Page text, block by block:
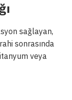
sağlayan,
sonrasında
veya